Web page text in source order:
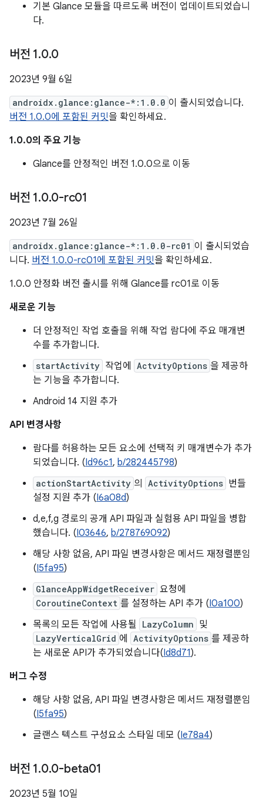
기본 Glance 모듈을 따르도록 버전이 업데이트되었습니
다.
버전 1.0.0
2023년 9월 6일
androidx.glance:glance-*:1.0.0 이 출시되었습니다.
버전 1.0.0에 포함된 커밋을 확인하세요.
1.0.0의 주요 기능
Glance를 안정적인 버전 1.0.0으로 이동
버전 1.0.0-rc01
2023년 7월 26일
androidx.glance:glance-*:1.0.0-rc01 이 출시되었습
니다. 버전 1.0.0-rc01에 포함된 커밋을 확인하세요.
1.0.0 안정화 버전 출시를 위해 Glance를 rc01로 이동
새로운 기능
더 안정적인 작업 호출을 위해 작업 람다에 주요 매개변
수를 추가합니다.
startActivity 작업에 ActvityOptions 을 제공하
는 기능을 추가합니다.
Android 14 지원 추가
API 변경사항
람다를 허용하는 모든 요소에 선택적 키 매개변수가 추가
되었습니다. (Id96c1, b/282445798)
actionStartActivity 의 ActivityOptions 번들
설정 지원 추가 (I6a08d)
d,e,f,g 경로의 공개 API 파일과 실험용 API 파일을 병합
했습니다. (I03646, b/278769092)
해당 사항 없음, API 파일 변경사항은 메서드 재정렬뿐임
(I5fa95)
GlanceAppWidgetReceiver 요청에
CoroutineContext 를 설정하는 API 추가 (I0a100)
목록의 모든 작업에 사용될 LazyColumn 및
LazyVerticalGrid 에 ActivityOptions 를 제공하
는 새로운 API가 추가되었습니다(Id8d71).
버그 수정
해당 사항 없음, API 파일 변경사항은 메서드 재정렬뿐임
(I5fa95)
글랜스 텍스트 구성요소 스타일 데모 (Ie78a4)
버전 1.0.0-beta01
2023년 5월 10일